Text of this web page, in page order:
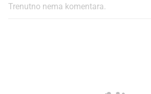
Trenutno nema komentara.